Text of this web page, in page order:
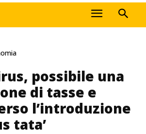
possibile una
di tasse e
l’introduzione
tata’